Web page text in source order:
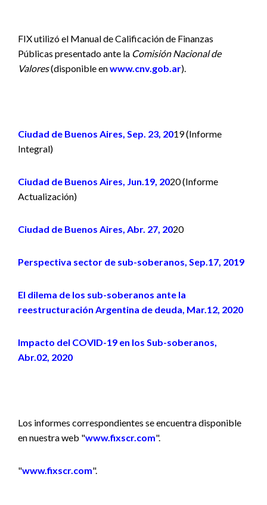
FIX utilizó el Manual de Calificación de Finanzas
Públicas presentado ante la Comisión Nacional de
Valores(disponible enwww.cnv.gob.ar).
Ciudad de Buenos Aires, Sep. 23, 2019 (Informe
Integral)
Ciudad de Buenos Aires, Jun.19, 2020 (Informe
Actualización)
Ciudad de Buenos Aires, Abr. 27, 2020
Perspectiva sector de sub-soberanos, Sep.17, 2019
El dilema de los sub-soberanos ante la
reestructuración Argentina de deuda, Mar.12, 2020
Impacto del COVID-19 en los Sub-soberanos,
Abr.02, 2020
Los informes correspondientes se encuentra disponible
en nuestra web "www.fixscr.com".
"www.fixscr.com".